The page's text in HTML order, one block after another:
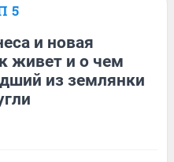
5
и новая
живет и о чем
из землянки